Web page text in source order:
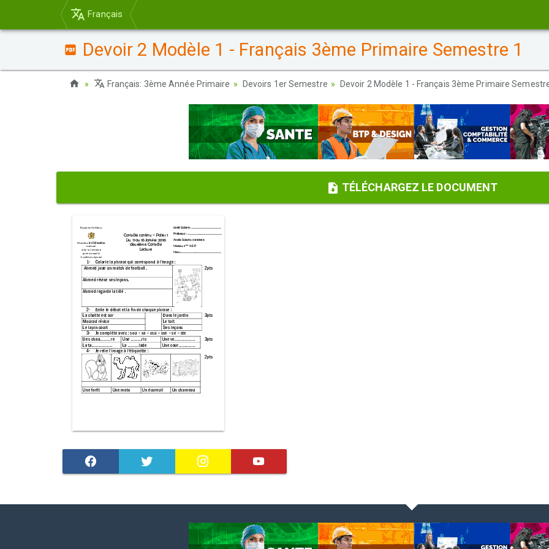
Français
Devoir 2 Modèle 1 - Français 3ème Primaire Semestre 1
Français: 3ème Année Primaire Devoirs 1er Semestre Devoir 2 Modèle 1 - Français 3ème Primaire
TÉLÉCHARGEZ LE DOCUMENT